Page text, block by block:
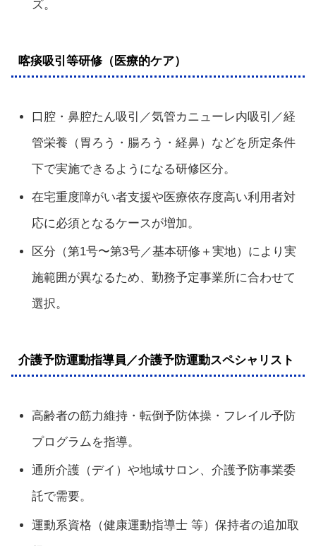
ズ。
喀痰吸引等研修（医療的ケア）
口腔・鼻腔たん吸引／気管カニューレ内吸引／経
管栄養（胃ろう・腸ろう・経鼻）などを所定条件
下で実施できるようになる研修区分。
在宅重度障がい者支援や医療依存度高い利用者対
応に必須となるケースが増加。
区分（第1号〜第3号／基本研修＋実地）により実
施範囲が異なるため、勤務予定事業所に合わせて
選択。
介護予防運動指導員／介護予防運動スペシャリスト
高齢者の筋力維持・転倒予防体操・フレイル予防
プログラムを指導。
通所介護（デイ）や地域サロン、介護予防事業委
託で需要。
運動系資格（健康運動指導士 等）保持者の追加取